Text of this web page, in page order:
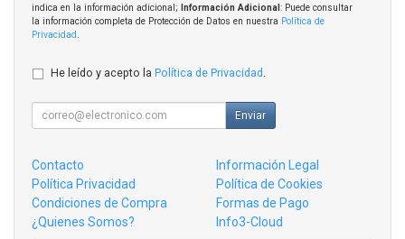
indica en la información adicional;
Información Adicional : Puede consultar
la información completa de Protección de Datos en nuestra Política de
Privacidad
He leído y acepto la Política de Privacidad
Enviar
Contacto
Información Legal
Política Privacidad
Política de Cookies
Condiciones de Compra
Formas de Pago
¿Quienes Somos?
Info3-Cloud